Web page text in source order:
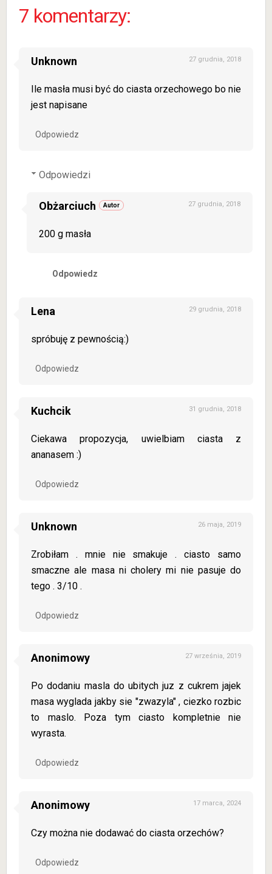
7 komentarzy:
Unknown 27 grudnia, 2018
Ile masła musi być do ciasta orzechowego bo nie
jest napisane
Odpowiedz
Odpowiedzi
Obżarciuch 27 grudnia, 2018
200 g masła
Odpowiedz
Lena 29 grudnia, 2018
spróbuję z pewnością:)
Odpowiedz
Kuchcik 31 grudnia, 2018
Ciekawa propozycja, uwielbiam ciasta z
ananasem :)
Odpowiedz
Unknown 26 maja, 2019
Zrobiłam . mnie nie smakuje . ciasto samo
smaczne ale masa ni cholery mi nie pasuje do
tego . 3/10 .
Odpowiedz
Anonimowy 27 września, 2019
Po dodaniu masla do ubitych juz z cukrem jajek
masa wyglada jakby sie "zwazyla" , ciezko rozbic
to maslo. Poza tym ciasto kompletnie nie
wyrasta.
Odpowiedz
Anonimowy 17 marca, 2024
Czy można nie dodawać do ciasta orzechów?
Odpowiedz